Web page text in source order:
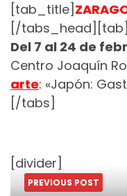
[tab_title]
[/tabs_head][tab]
Del 7 al 24 de
Centro Joaquín
arte: «Japón:
[/tabs]
[divider]
PREVIOUS POST